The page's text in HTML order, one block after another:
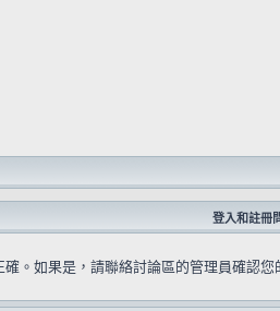
登入和註冊
。如果是，請聯絡討論區的管理員確認